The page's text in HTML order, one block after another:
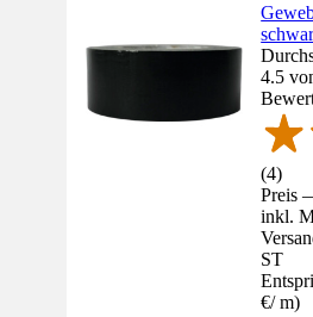
4.5
(4)
Preis
inkl.
ST
€/ m)